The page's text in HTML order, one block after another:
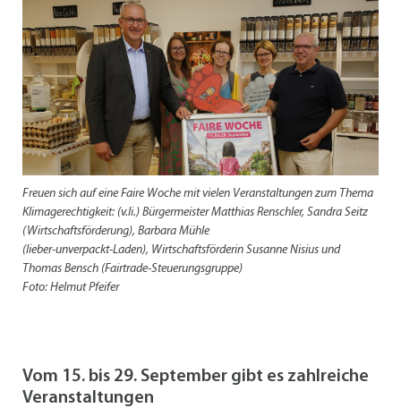
Freuen sich auf eine Faire Woche mit vielen Veranstaltungen zum Thema
Klimagerechtigkeit: (v.li.) Bürgermeister Matthias Renschler, Sandra Seitz
(Wirtschaftsförderung), Barbara Mühle
(lieber-unverpackt-Laden), Wirtschaftsförderin Susanne Nisius und
Thomas Bensch (Fairtrade-Steuerungsgruppe)
Foto: Helmut Pfeifer
Vom 15. bis 29. September gibt es zahlreiche
Veranstaltungen